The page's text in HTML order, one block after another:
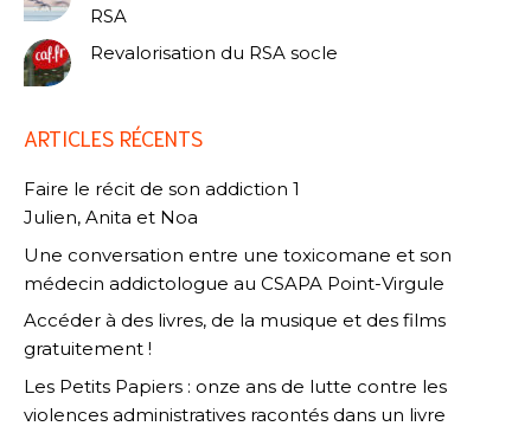
RSA
Revalorisation du RSA socle
ARTICLES RÉCENTS
Faire le récit de son addiction 1
Julien, Anita et Noa
Une conversation entre une toxicomane et son
médecin addictologue au CSAPA Point-Virgule
Accéder à des livres, de la musique et des films
gratuitement !
Les Petits Papiers : onze ans de lutte contre les
violences administratives racontés dans un livre